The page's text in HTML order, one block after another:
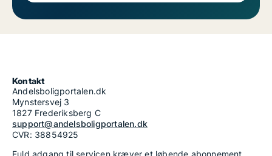
Kontakt
Andelsboligportalen.dk
Mynstersvej 3
1827 Frederiksberg C
support@andelsboligportalen.dk
CVR: 38854925
Fuld adgang til servicen kræver et løbende abonnement.